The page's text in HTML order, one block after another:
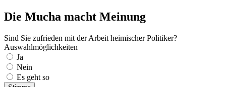
Die Mucha macht Meinung
Sind Sie zufrieden mit der Arbeit heimischer Politiker?
Auswahlmöglichkeiten
Ja
Nein
Es geht so